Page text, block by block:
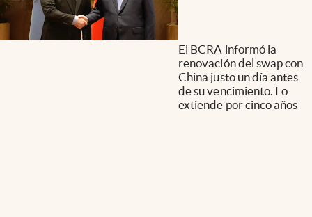
El BCRA informó la
renovación del swap con
China justo un día antes
de su vencimiento. Lo
extiende por cinco años